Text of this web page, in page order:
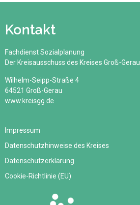
Kontakt
Fachdienst Sozialplanung
Der Kreisausschuss des Kreises Groß-Gerau
Wilhelm-Seipp-Straße 4
64521 Groß-Gerau
www.kreisgg.de
Impressum
Datenschutzhinweise des Kreises
Datenschutzerklärung
Cookie-Richtlinie (EU)